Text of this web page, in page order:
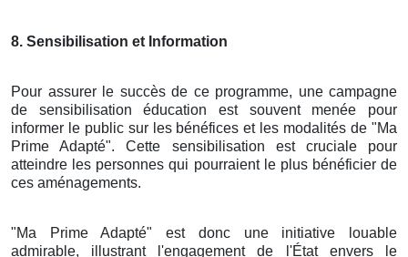
8. Sensibilisation et Information
Pour assurer le succès de ce programme, une campagne
de sensibilisation éducation est souvent menée pour
informer le public sur les bénéfices et les modalités de "Ma
Prime Adapté". Cette sensibilisation est cruciale pour
atteindre les personnes qui pourraient le plus bénéficier de
ces aménagements.
"Ma Prime Adapté" est donc une initiative louable
admirable, illustrant l'engagement de l'État envers le